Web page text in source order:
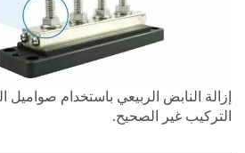
إزالة النابض الربيعي باستخدام صواميل
التركيب غير الصحيح.